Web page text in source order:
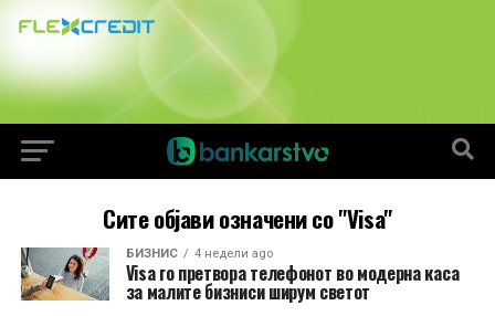
Сите објави означени со "Visa"
БИЗНИС 4 недели ago
Visa го претвора телефонот во модерна каса
за малите бизниси ширум светот